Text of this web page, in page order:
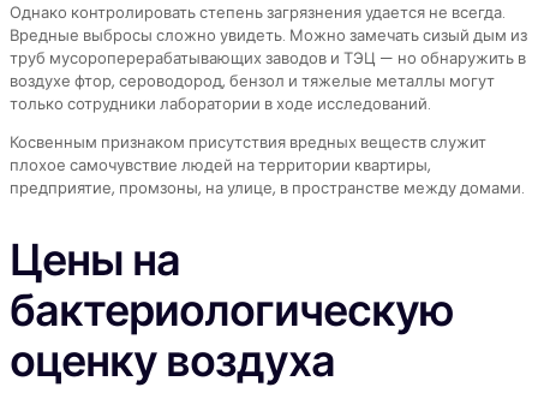
Однако контролировать степень загрязнения удается не всегда.
Вредные выбросы сложно увидеть. Можно замечать сизый дым из
труб мусороперерабатывающих заводов и ТЭЦ — но обнаружить в
воздухе фтор, сероводород, бензол и тяжелые металлы могут
только сотрудники лаборатории в ходе исследований.
Косвенным признаком присутствия вредных веществ служит
плохое самочувствие людей на территории квартиры,
предприятие, промзоны, на улице, в пространстве между домами.
Цены на
бактериологическую
оценку воздуха